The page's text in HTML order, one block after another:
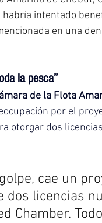
intentado
en una
la pesca”
de la Flota
por el
otorgar dos
cae un
licencias
Chamber.